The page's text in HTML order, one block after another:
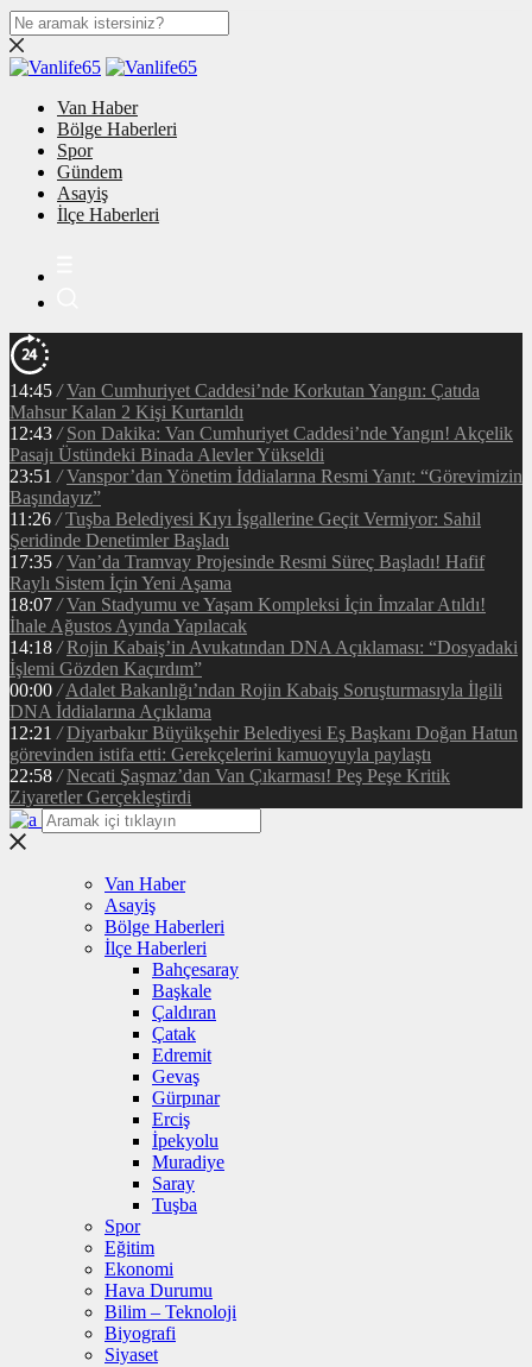
Van Haber
Bölge Haberleri
Spor
Gündem
Asayiş
İlçe Haberleri
14:45 / Van Cumhuriyet Caddesi’nde Korkutan Yangın: Çatıda
Mahsur Kalan 2 Kişi Kurtarıldı
12:43 / Son Dakika: Van Cumhuriyet Caddesi’nde Yangın! Akçelik
Pasajı Üstündeki Binada Alevler Yükseldi
23:51 / Vanspor’dan Yönetim İddialarına Resmi Yanıt: “Görevimizin
Başındayız”
11:26 / Tuşba Belediyesi Kıyı İşgallerine Geçit Vermiyor: Sahil
Şeridinde Denetimler Başladı
17:35 / Van’da Tramvay Projesinde Resmi Süreç Başladı! Hafif
Raylı Sistem İçin Yeni Aşama
18:07 / Van Stadyumu ve Yaşam Kompleksi İçin İmzalar Atıldı!
İhale Ağustos Ayında Yapılacak
14:18 / Rojin Kabaiş’in Avukatından DNA Açıklaması: “Dosyadaki
İşlemi Gözden Kaçırdım”
00:00 / Adalet Bakanlığı’ndan Rojin Kabaiş Soruşturmasıyla İlgili
DNA İddialarına Açıklama
12:21 / Diyarbakır Büyükşehir Belediyesi Eş Başkanı Doğan Hatun
görevinden istifa etti: Gerekçelerini kamuoyuyla paylaştı
22:58 / Necati Şaşmaz’dan Van Çıkarması! Peş Peşe Kritik
Ziyaretler Gerçekleştirdi
Van Haber
Asayiş
Bölge Haberleri
İlçe Haberleri
Bahçesaray
Başkale
Çaldıran
Çatak
Edremit
Gevaş
Gürpınar
Erciş
İpekyolu
Muradiye
Saray
Tuşba
Spor
Eğitim
Ekonomi
Hava Durumu
Bilim – Teknoloji
Biyografi
Siyaset